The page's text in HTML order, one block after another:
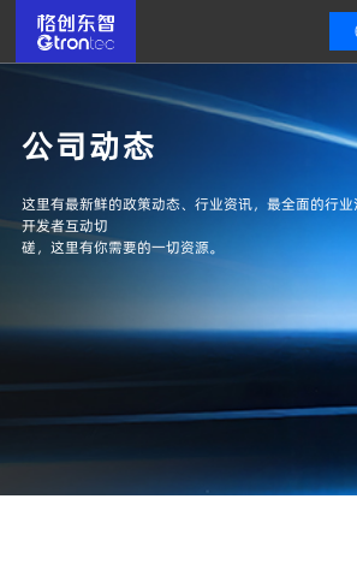
公司动态
这里有最新鲜的政策动态、行业资讯，最全面的行
开发者互动切
磋，这里有你需要的一切资源。